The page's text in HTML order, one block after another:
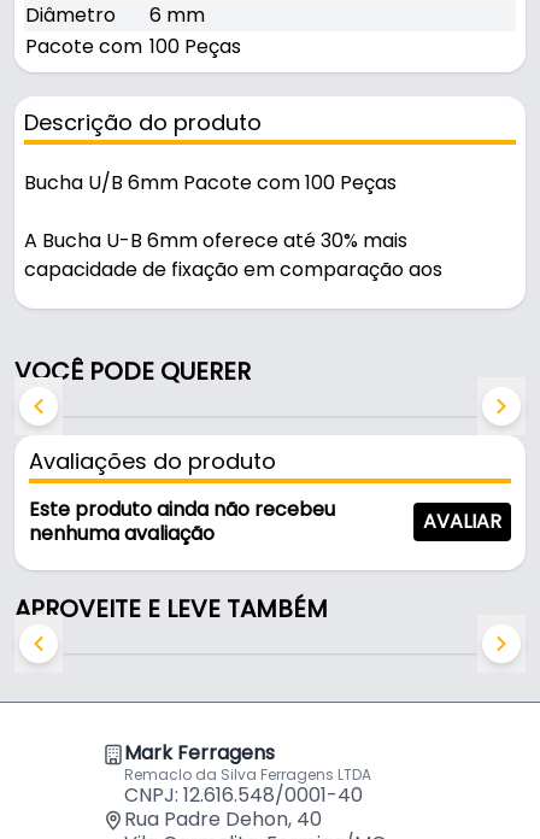
Diâmetro
6 mm
Pacote com 100 Peças
Descrição do produto
Bucha U/B 6mm Pacote com 100 Peças
A Bucha U-B 6mm oferece até 30% mais
capacidade de fixação em comparação aos
aplicações profissionais e residenciais.
Características e Medidas
Modelo: U/B
Diâmetro: 6 mm
Quantidade: Pacote com 100 peças
Borda de apoio que impede a bucha de entrar
totalmente na parede
Aletas fixas que evitam a rotação durante o aperto
Aletas maciças que aumentam a rigidez e
Material: Polietileno de Alta Densidade (PEAD)
Alta resistência à compressão e tração
VOCÊ PODE QUERER
Avaliações do produto
Este produto ainda não recebeu
nenhuma avaliação
AVALIAR
APROVEITE E LEVE TAMBÉM
Mark Ferragens
Remaclo da Silva Ferragens LTDA
CNPJ: 12.616.548/0001-40
Rua Padre Dehon, 40